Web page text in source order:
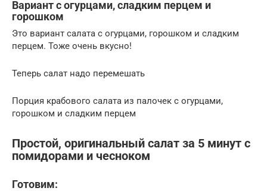
Вариант с огурцами, сладким перцем и
горошком
Это вариант салата с огурцами, горошком и сладким
перцем. Тоже очень вкусно!
Теперь салат надо перемешать
Порция крабового салата из палочек с огурцами,
горошком и сладким перцем
Простой, оригинальный салат за 5 минут с
помидорами и чесноком
Готовим: